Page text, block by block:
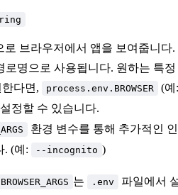
로 브라우저에서 앱을 보여줍니다.
로명으로 사용됩니다. 원하는 특정
다면,
process.env.BROWSER (예:
정할 수 있습니다.
환경 변수를 통해 추가적인
. (예:
--incognito )
BROWSER_ARGS 는 .env
파일에서